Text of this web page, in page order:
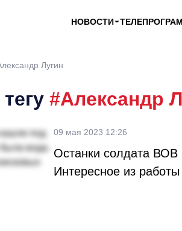
НОВОСТИ
Лугин
#Александр
09 мая 2023 12:26
Останки солдата
Интересное из